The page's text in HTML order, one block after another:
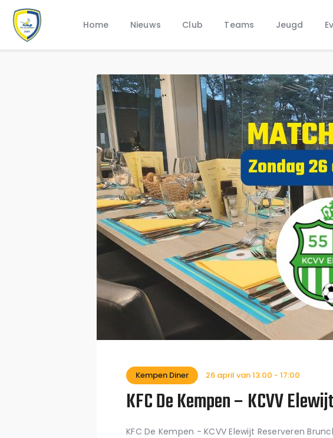
Home Nieuws Club Teams Jeugd
Nieuws
Jeugd
Kempen Diner 26 april van 13:00 -17:00
KFC De Kempen – KCVV Elewijt
KFC De Kempen - KCVV Elewijt Reserveren